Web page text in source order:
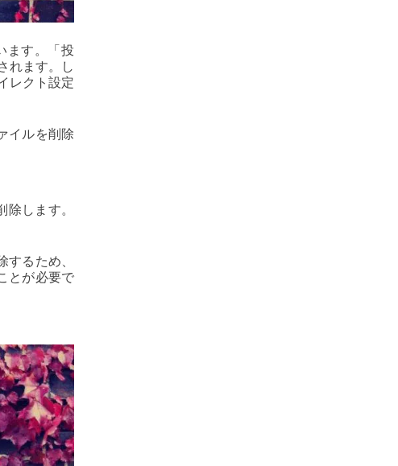
ます。「投
れます。し
レクト設定
イルを削除
します。
るため、
とが必要で